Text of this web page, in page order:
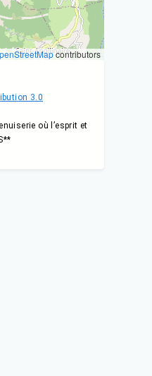
contributors
3.0
où l’esprit et